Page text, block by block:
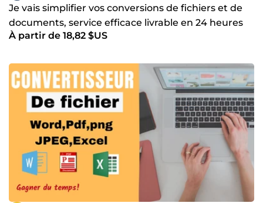
Je vais simplifier vos conversions de fichiers et de
documents, service efficace livrable en 24 heures
À partir de 18,82 $US